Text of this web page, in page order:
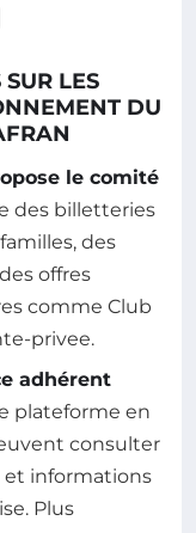
LES
DU
le comité
des billetteries
des
offres
comme Club
privee.
adhérent
plateforme en
consulter
et informations
Plus